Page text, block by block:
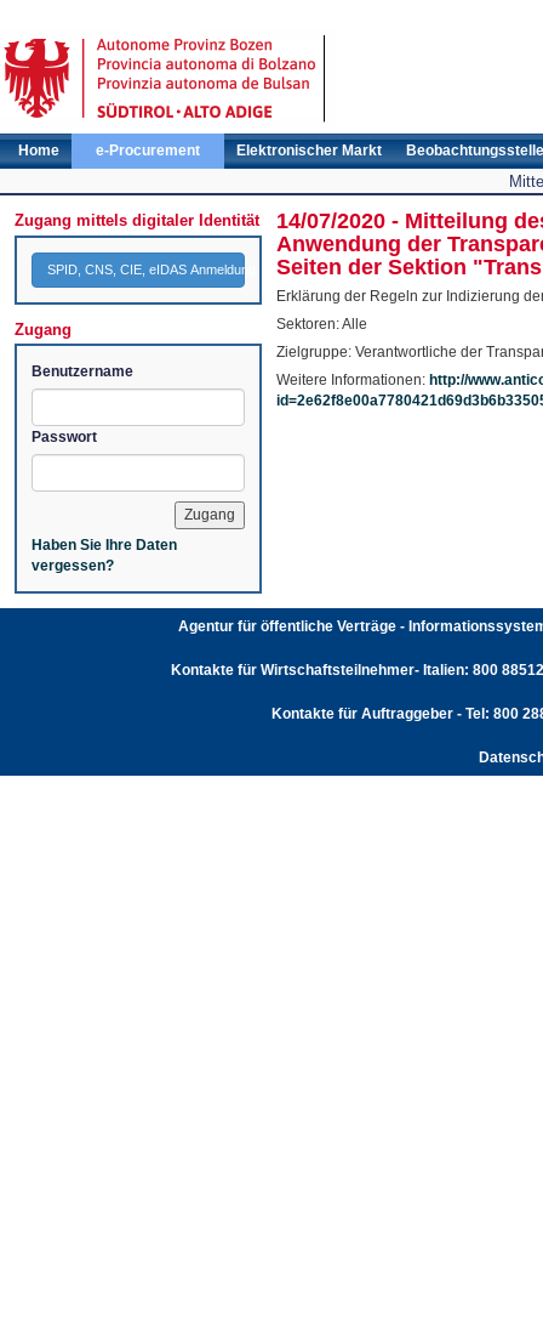
Home e-Procurement Elektronischer Markt Beobachtungsstelle
Zugang mittels digitaler Identität
SPID, CNS, CIE, eIDAS Anmeldung
Zugang
Benutzername
Passwort
Haben Sie Ihre Daten
vergessen?
14/07/2020 - Mitteilung
Anwendung der
Seiten der Sektion
Erklärung der Regeln zur Indizierung
Sektoren: Alle
Zielgruppe: Verantwortliche der
Weitere Informationen: http://
Agentur für öffentliche Verträge -
Kontakte für Wirtschaftsteilnehmer- Italien: 800
Kontakte für Auftraggeber - Tel: 800